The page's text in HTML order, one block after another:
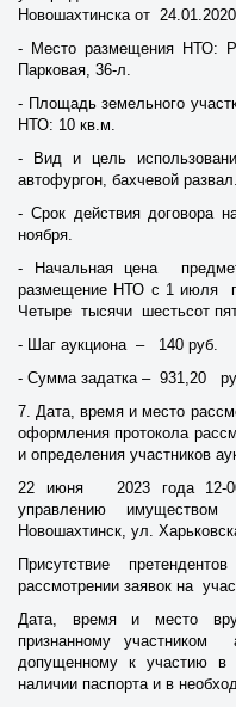
Новошахтинска от
- Место размещения НТО:
Парковая, 36-л.
- Площадь земельного
НТО: 10 кв.м.
- Вид и цель
автофургон, бахчевой развал.
- Срок действия
ноября.
- Начальная цена
размещение НТО с 1 июля
Четыре тысячи шестьсот
- Шаг аукциона – 140 руб.
- Сумма задатка – 931,20
7. Дата, время и место
оформления протокола
и определения участников
22 июня 2023 года 12-
управлению
Новошахтинск, ул.
Присутствие
рассмотрении заявок на
Дата, время и место
признанному участником
допущенному к участию в
наличии паспорта и в